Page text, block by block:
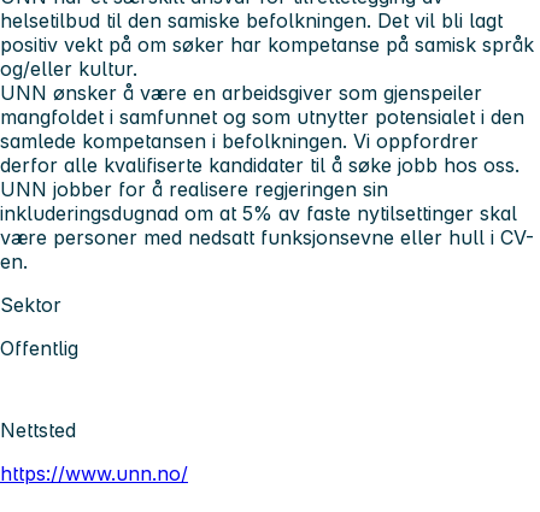
helsetilbud til den samiske befolkningen. Det vil bli lagt
positiv vekt på om søker har kompetanse på samisk språk
og/eller kultur.
UNN ønsker å være en arbeidsgiver som gjenspeiler
mangfoldet i samfunnet og som utnytter potensialet i den
samlede kompetansen i befolkningen. Vi oppfordrer
derfor alle kvalifiserte kandidater til å søke jobb hos oss.
UNN jobber for å realisere regjeringen sin
inkluderingsdugnad om at 5% av faste nytilsettinger skal
være personer med nedsatt funksjonsevne eller hull i CV-
en.
Sektor
Offentlig
Nettsted
https://www.unn.no/